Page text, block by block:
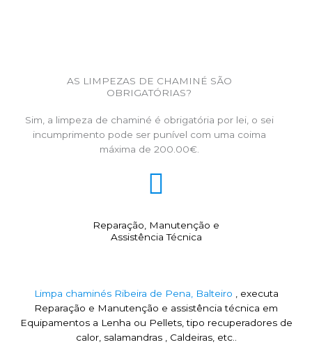
AS LIMPEZAS DE CHAMINÉ SÃO
OBRIGATÓRIAS?
Sim, a limpeza de chaminé é obrigatória por lei, o sei
incumprimento pode ser punível com uma coima
máxima de 200.00€.
Reparação, Manutenção e
Assistência Técnica
Limpa chaminés Ribeira de Pena, Balteiro , executa
Reparação e Manutenção e assistência técnica em
Equipamentos a Lenha ou Pellets, tipo recuperadores de
calor, salamandras , Caldeiras, etc..